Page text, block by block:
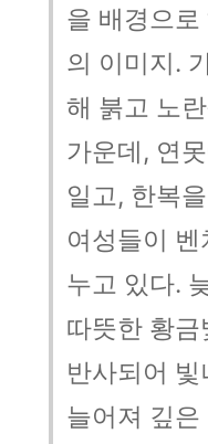
을 배경으로
의 이미지.
해 붉고 노
가운데, 연
일고, 한복
여성들이
누고 있다.
따뜻한 황
반사되어
늘어져 깊은